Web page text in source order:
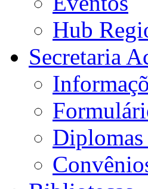
Hub
Secretaria
Diplomas